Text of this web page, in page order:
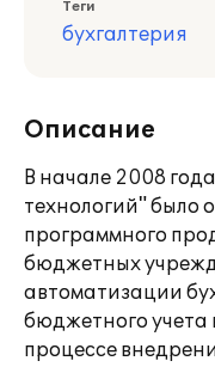
Теги
бухгалтерия
Описание
В начале 2008
технологий" было
программного
бюджетных
автоматизации
бюджетного
процессе